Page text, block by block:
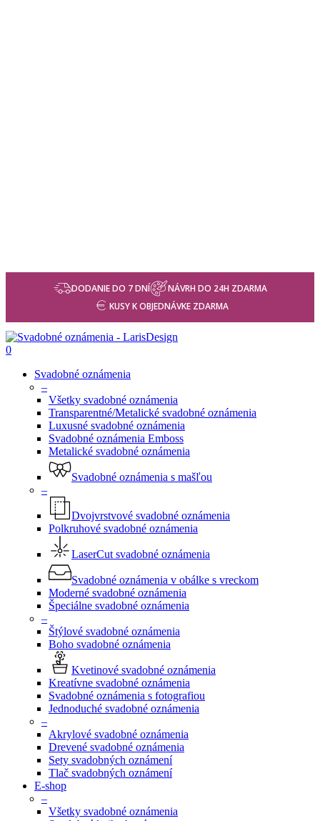
DODANIE DO 7 DNÍ
NÁVRH DO 24H ZDARMA
KUSY K OBJEDNÁVKE ZDARMA
0
Svadobné oznámenia
–
Všetky svadobné oznámenia
Transparentné/Metalické svadobné oznámenia
Luxusné svadobné oznámenia
Svadobné oznámenia Emboss
Metalické svadobné oznámenia
Svadobné oznámenia s mašľou
–
Dvojvrstvové svadobné oznámenia
Polkruhové svadobné oznámenia
LaserCut svadobné oznámenia
Svadobné oznámenia v obálke s vreckom
Moderné svadobné oznámenia
Špeciálne svadobné oznámenia
–
Štýlové svadobné oznámenia
Boho svadobné oznámenia
Kvetinové svadobné oznámenia
Kreatívne svadobné oznámenia
Svadobné oznámenia s fotografiou
Jednoduché svadobné oznámenia
–
Akrylové svadobné oznámenia
Drevené svadobné oznámenia
Sety svadobných oznámení
Tlač svadobných oznámení
E-shop
–
Všetky svadobné oznámenia